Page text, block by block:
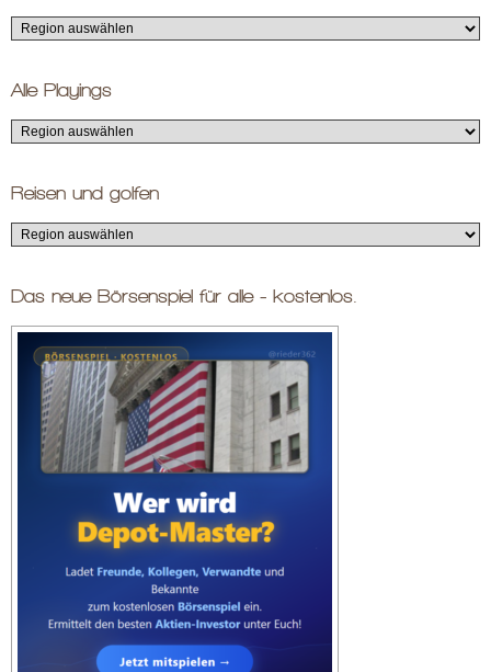
Alle Playings
Reisen und golfen
Das neue Börsenspiel für alle - kostenlos.